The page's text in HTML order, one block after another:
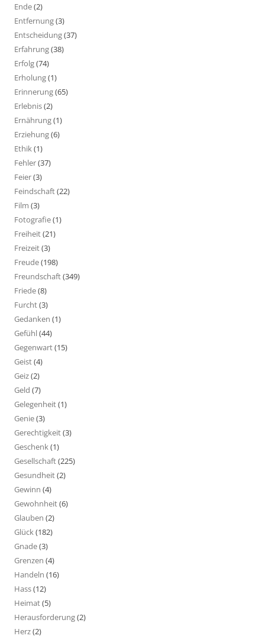
Ende(2)
Entfernung(3)
Entscheidung(37)
Erfahrung(38)
Erfolg(74)
Erholung(1)
Erinnerung(65)
Erlebnis(2)
Ernährung(1)
Erziehung(6)
Ethik(1)
Fehler(37)
Feier(3)
Feindschaft(22)
Film (3)
Fotografie(1)
Freiheit(21)
Freizeit(3)
Freude(198)
Freundschaft(349)
Friede(8)
Furcht(3)
Gedanken (1)
Gefühl(44)
Gegenwart(15)
Geist(4)
Geiz(2)
Geld (7)
Gelegenheit(1)
Genie(3)
Gerechtigkeit(3)
Geschenk(1)
Gesellschaft(225)
Gesundheit(2)
Gewinn (4)
Gewohnheit(6)
Glauben (2)
Glück(182)
Gnade(3)
Grenzen (4)
Handeln (16)
Hass(12)
Heimat(5)
Herausforderung(2)
Herz(2)